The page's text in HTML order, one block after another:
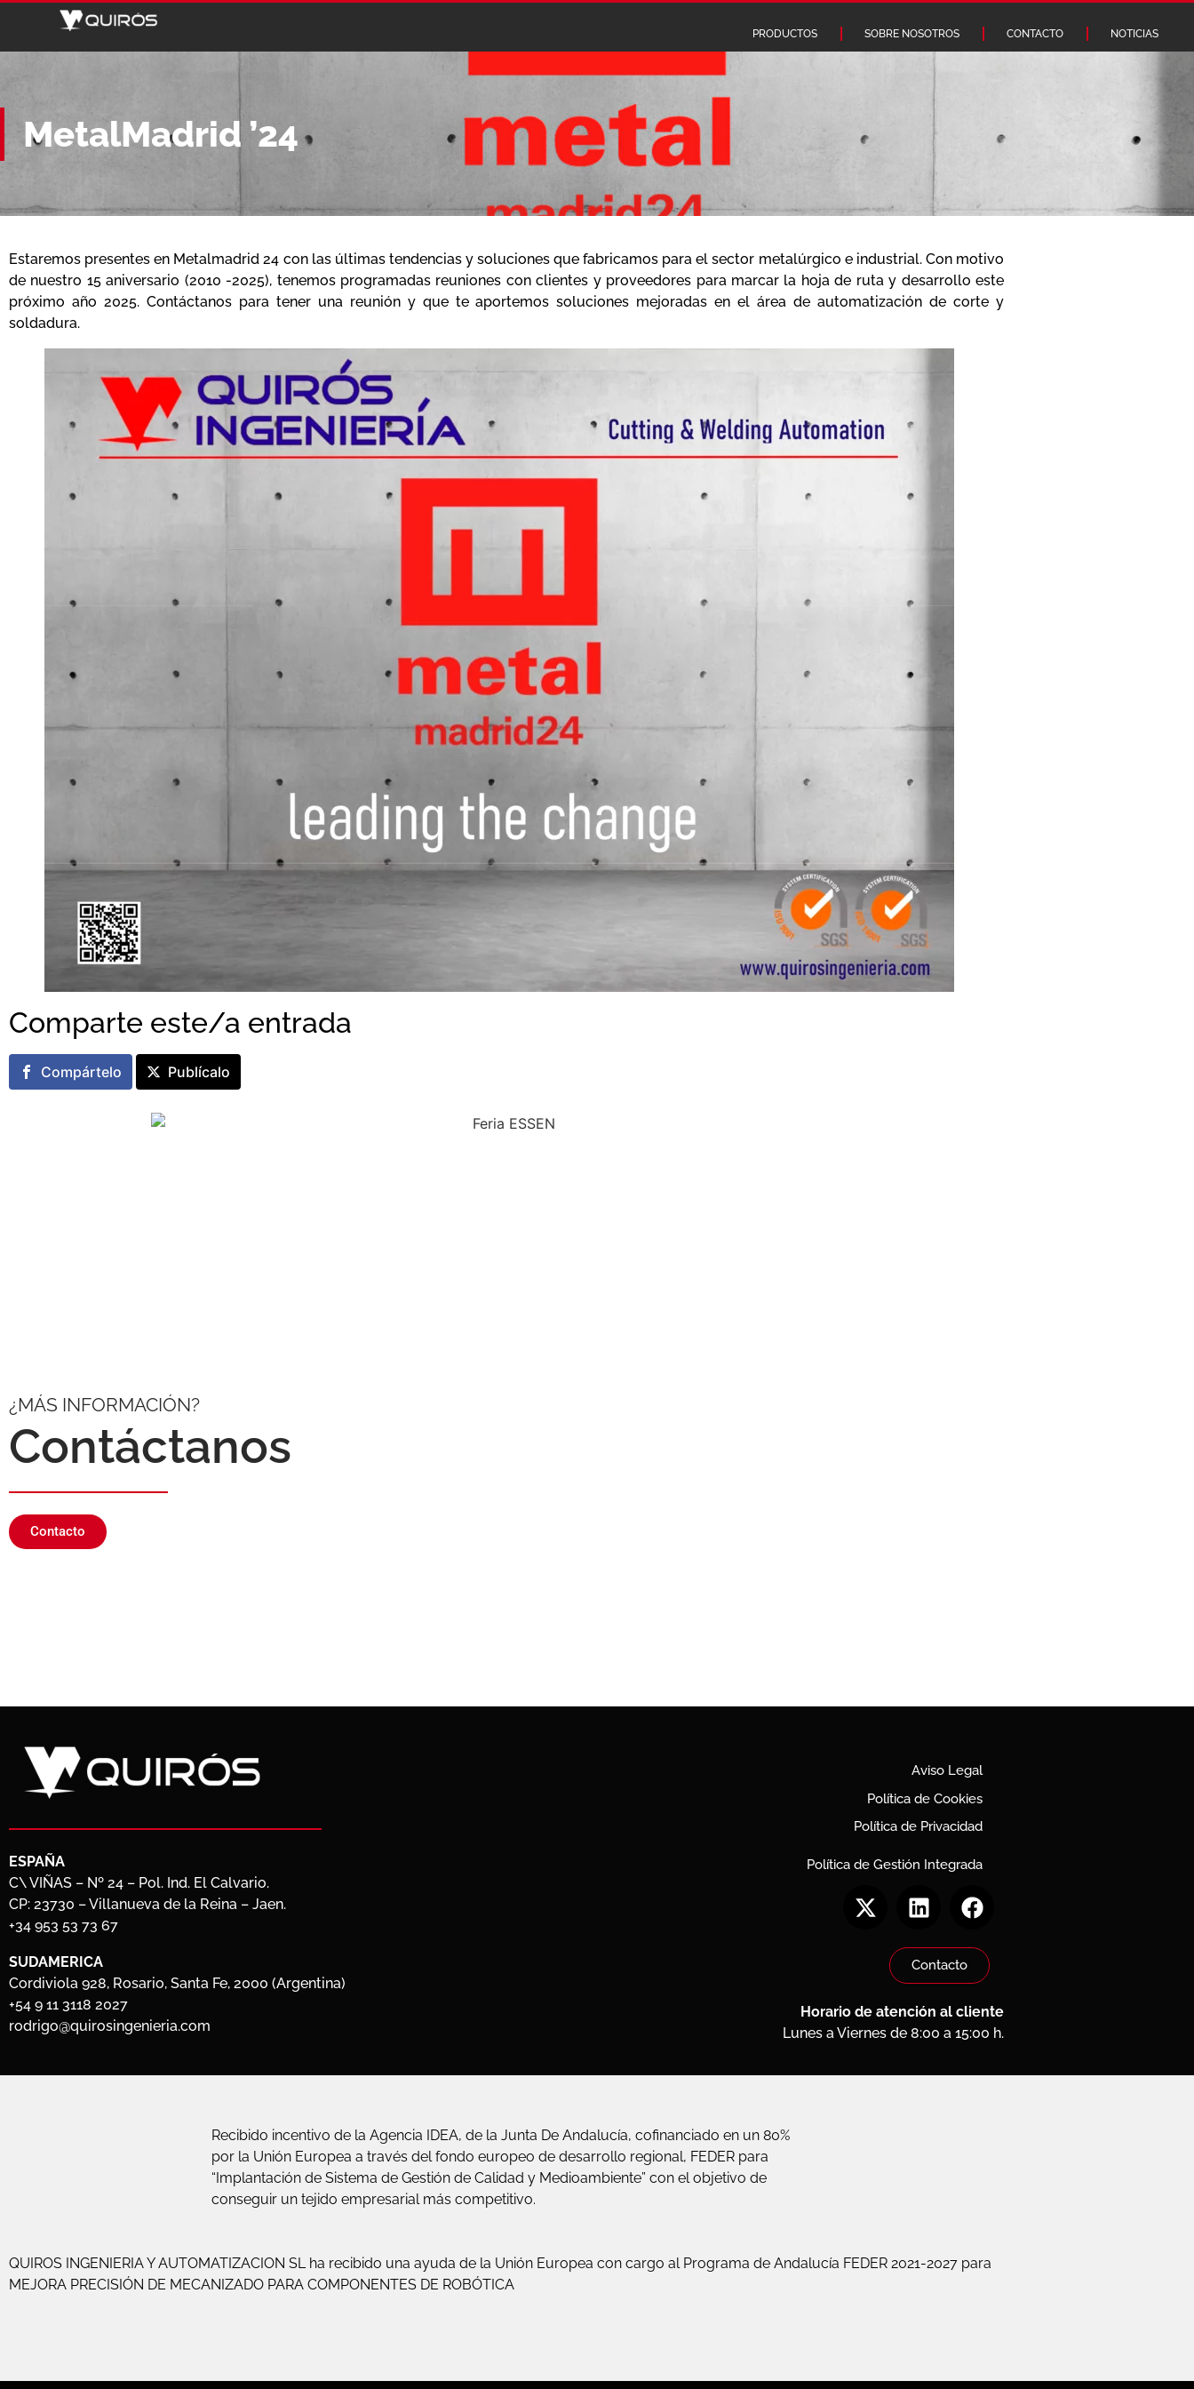
PRODUCTOS SOBRE NOSOTROS CONTACTO NOTICIAS
MetalMadrid ’24
Estaremos presentes en Metalmadrid 24 con las últimas tendencias y soluciones que fabricamos para el sector metalúrgico e industrial. Con motivo
de nuestro 15 aniversario (2010 -2025), tenemos programadas reuniones con clientes y proveedores para marcar la hoja de ruta y desarrollo este
próximo año 2025. Contáctanos para tener una reunión y que te aportemos soluciones mejoradas en el área de automatización de corte y
soldadura.
Comparte este/a entrada
Compártelo Publícalo
¿MÁS INFORMACIÓN?
Contáctanos
Contacto
ESPAÑA
C\ VIÑAS – Nº 24 – Pol. Ind. El Calvario.
CP: 23730 – Villanueva de la Reina – Jaen.
+34 953 53 73 67
SUDAMERICA
Cordiviola 928, Rosario, Santa Fe, 2000 (Argentina)
+54 9 11 3118 2027
rodrigo@quirosingenieria.com
Aviso Legal
Política de Cookies
Política de Privacidad
Política de Gestión Integrada
Contacto
Horario de atención al cliente
Lunes a Viernes de 8:00 a 15:00 h.
Recibido incentivo de la Agencia IDEA, de la Junta De Andalucía, cofinanciado en un 80%
por la Unión Europea a través del fondo europeo de desarrollo regional, FEDER para
“Implantación de Sistema de Gestión de Calidad y Medioambiente” con el objetivo de
conseguir un tejido empresarial más competitivo.
QUIROS INGENIERIA Y AUTOMATIZACION SL ha recibido una ayuda de la Unión Europea con cargo al Programa de Andalucía FEDER 2021-2027 para
MEJORA PRECISIÓN DE MECANIZADO PARA COMPONENTES DE ROBÓTICA